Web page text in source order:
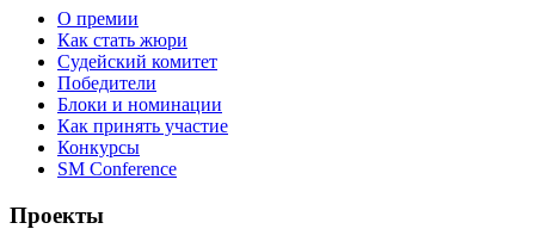
О премии
Как стать жюри
Судейский комитет
Победители
Блоки и номинации
Как принять участие
Конкурсы
SM Conference
Проекты